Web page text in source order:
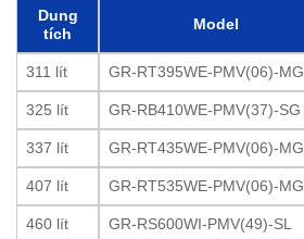
Dung
tích
Model
311 lít GR-RT395WE-PMV(06)-MG
325 lít GR-RB410WE-PMV(37)-SG
337 lít GR-RT435WE-PMV(06)-MG
407 lít GR-RT535WE-PMV(06)-MG
460 lít GR-RS600WI-PMV(49)-SL